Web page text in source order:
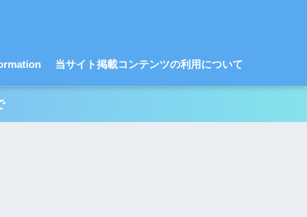
当サイト掲載コンテンツの利用について